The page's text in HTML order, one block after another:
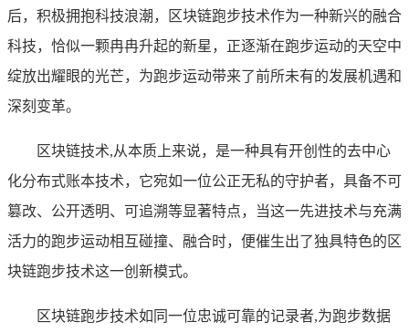
后，积极拥抱科技浪潮，区块链跑步技术作为一种新兴的融合
科技，恰似一颗冉冉升起的新星，正逐渐在跑步运动的天空中
绽放出耀眼的光芒，为跑步运动带来了前所未有的发展机遇和
深刻变革。
区块链技术,从本质上来说，是一种具有开创性的去中心
化分布式账本技术，它宛如一位公正无私的守护者，具备不可
篡改、公开透明、可追溯等显著特点，当这一先进技术与充满
活力的跑步运动相互碰撞、融合时，便催生出了独具特色的区
块链跑步技术这一创新模式。
区块链跑步技术如同一位忠诚可靠的记录者,为跑步数据